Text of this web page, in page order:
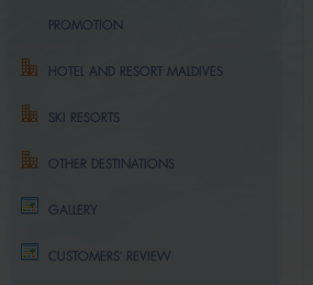
PROMOTION
HOTEL AND RESORT MALDIVES
SKI RESORTS
OTHER DESTINATIONS
GALLERY
CUSTOMERS' REVIEW